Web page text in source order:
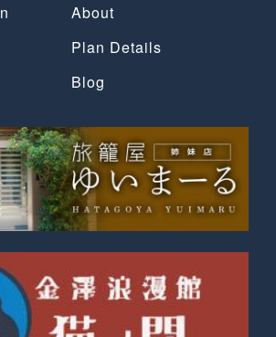
About
Plan Details
Blog